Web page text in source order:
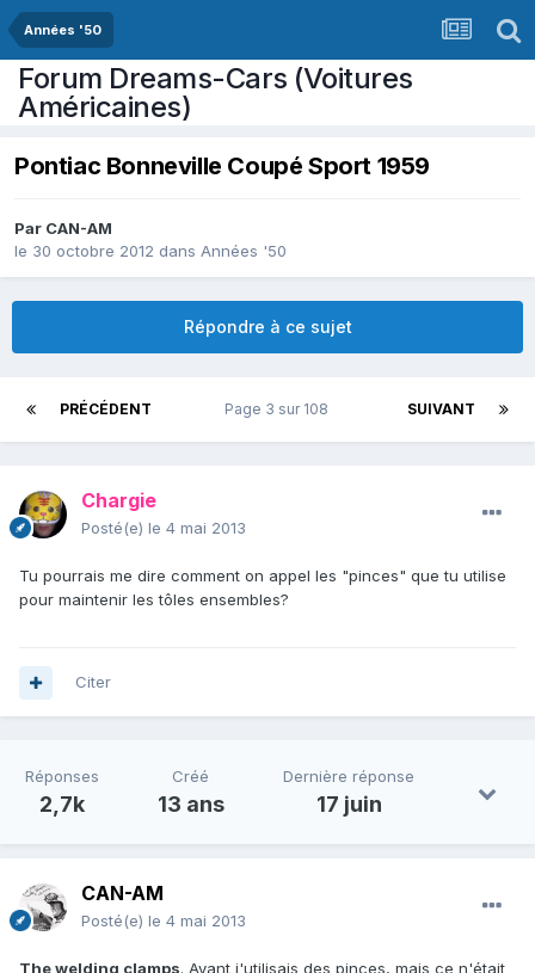
Années '50
Forum Dreams-Cars (Voitures
Américaines)
Pontiac Bonneville Coupé Sport 1959
Par CAN-AM
le 30 octobre 2012 dans Années '50
Répondre à ce sujet
PRÉCÉDENT SUIVANT
Page 3 sur 108
Chargie
Posté(e) le 4 mai 2013
Tu pourrais me dire comment on appel les "pinces" que tu utilise
pour maintenir les tôles ensembles?
Citer
Réponses
2,7k
Créé
13 ans
Dernière réponse
17 juin
CAN-AM
Posté(e) le 4 mai 2013
The welding clamps. Avant j'utilisais des pinces, mais ce n'était